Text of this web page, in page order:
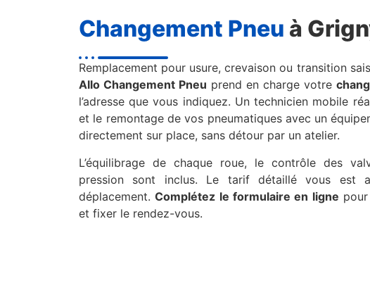
Changement Pneu à
Remplacement pour usure, crevaison ou transition
Allo Changement Pneu prend en charge votre
l’adresse que vous indiquez. Un technicien mobile
et le remontage de vos pneumatiques avec un
directement sur place, sans détour par un atelier.
L’équilibrage de chaque roue, le contrôle des
pression sont inclus. Le tarif détaillé vous est
déplacement.Complétez le formulaire en ligne
et fixer le rendez-vous.